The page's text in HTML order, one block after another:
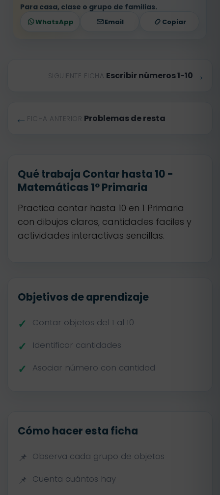
Para casa, clase o grupo de familias.
WhatsApp Email Copiar
← FICHA ANTERIOR Problemas de resta
SIGUIENTE FICHA Escribir números 1-10 →
Qué trabaja Contar hasta 10 -
Matemáticas 1º Primaria
Practica contar hasta 10 en 1 Primaria
con dibujos claros, cantidades faciles y
actividades interactivas sencillas.
Objetivos de aprendizaje
Contar objetos del 1 al 10
Identificar cantidades
Asociar número con cantidad
Cómo hacer esta ficha
Observa cada grupo de objetos
Cuenta cuántos hay